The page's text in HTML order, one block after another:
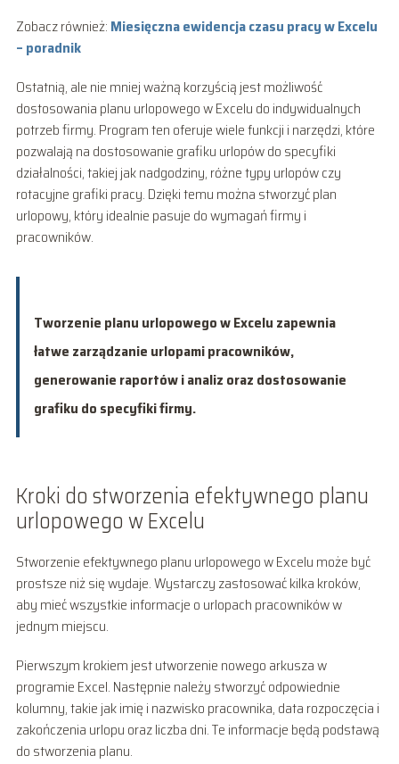
Zobacz również: Miesięczna ewidencja czasu pracy w Excelu
– poradnik
Ostatnią, ale nie mniej ważną korzyścią jest możliwość
dostosowania planu urlopowego w Excelu do indywidualnych
potrzeb firmy. Program ten oferuje wiele funkcji i narzędzi, które
pozwalają na dostosowanie grafiku urlopów do specyfiki
działalności, takiej jak nadgodziny, różne typy urlopów czy
rotacyjne grafiki pracy. Dzięki temu można stworzyć plan
urlopowy, który idealnie pasuje do wymagań firmy i
pracowników.
Tworzenie planu urlopowego w Excelu zapewnia
łatwe zarządzanie urlopami pracowników,
generowanie raportów i analiz oraz dostosowanie
grafiku do specyfiki firmy.
Kroki do stworzenia efektywnego planu
urlopowego w Excelu
Stworzenie efektywnego planu urlopowego w Excelu może być
prostsze niż się wydaje. Wystarczy zastosować kilka kroków,
aby mieć wszystkie informacje o urlopach pracowników w
jednym miejscu.
Pierwszym krokiem jest utworzenie nowego arkusza w
programie Excel. Następnie należy stworzyć odpowiednie
kolumny, takie jak imię i nazwisko pracownika, data rozpoczęcia i
zakończenia urlopu oraz liczba dni. Te informacje będą podstawą
do stworzenia planu.